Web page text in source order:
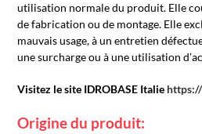
utilisation normale du produit. Elle
de fabrication ou de montage. Elle
mauvais usage, à un entretien
une surcharge ou à une utilisation
Visitez le site IDROBASE Italie
Origine du produit: